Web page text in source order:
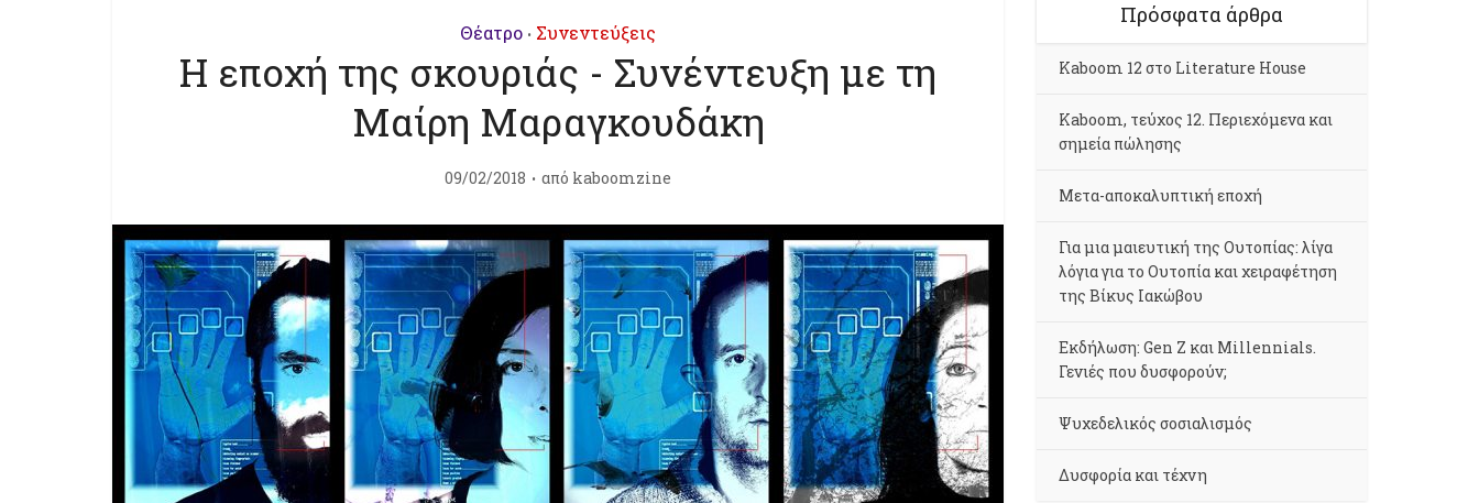
Θέατρο • Συνεντεύξεις
Η εποχή της σκουριάς - Συνέντευξη με τη
Μαίρη Μαραγκουδάκη
09/02/2018 από kaboomzine
Πρόσφατα άρθρα
Kaboom 12 στο Literature House
Kaboom, τεύχος 12. Περιεχόμενα και
σημεία πώλησης
Μετα-αποκαλυπτική εποχή
Για μια μαιευτική της Ουτοπίας: λίγα
λόγια για το Ουτοπία και χειραφέτηση
της Βίκυς Ιακώβου
Εκδήλωση: Gen Z και Millennials.
Γενιές που δυσφορούν;
Ψυχεδελικός σοσιαλισμός
Δυσφορία και τέχνη